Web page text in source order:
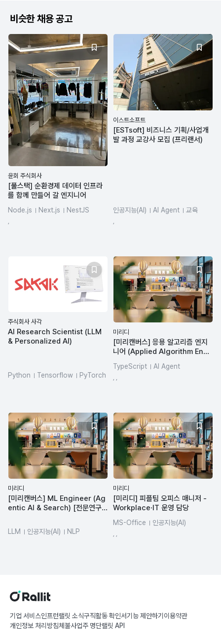
비슷한 채용 공고
윤회 주식회사
[풀스택] 순환경제 데이터 인프라
를 함께 만들어 갈 엔지니어
Node.js Next.js
NestJS
이스트소프트
[ESTsoft] 비즈니스 기획/사업개
발 과정 교강사 모집 (프리랜서)
인공지능(AI) AI Agent
교육
주식회사 사각
AI Research Scientist (LLM
& Personalized AI)
Python Tensorflow
PyTorch
미리디
[미리캔버스] 응용 알고리즘 엔지
니어 (Applied Algorithm Engi
TypeScript
AI Agent
미리디
[미리캔버스] ML Engineer (Ag
entic AI & Search) [전문연구요
LLM 인공지능(AI) NLP
미리디
[미리디] 피플팀 오피스 매니저 -
Workplace·IT 운영 담당
MS-Office
인공지능(AI)
기업 서비스인프런랠릿 소식구직활동 확인서기능 제안하기 이용약관
개인정보 처리방침체불사업주 명단랠릿 API